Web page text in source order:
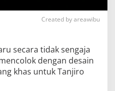
Created by areawibu
secara tidak sengaja
dengan desain
khas untuk Tanjiro